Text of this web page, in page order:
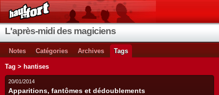
L'après-midi des magiciens
Notes Catégories Archives Tags
Tag > hantises
20/01/2014
Apparitions, fantômes et dédoublements